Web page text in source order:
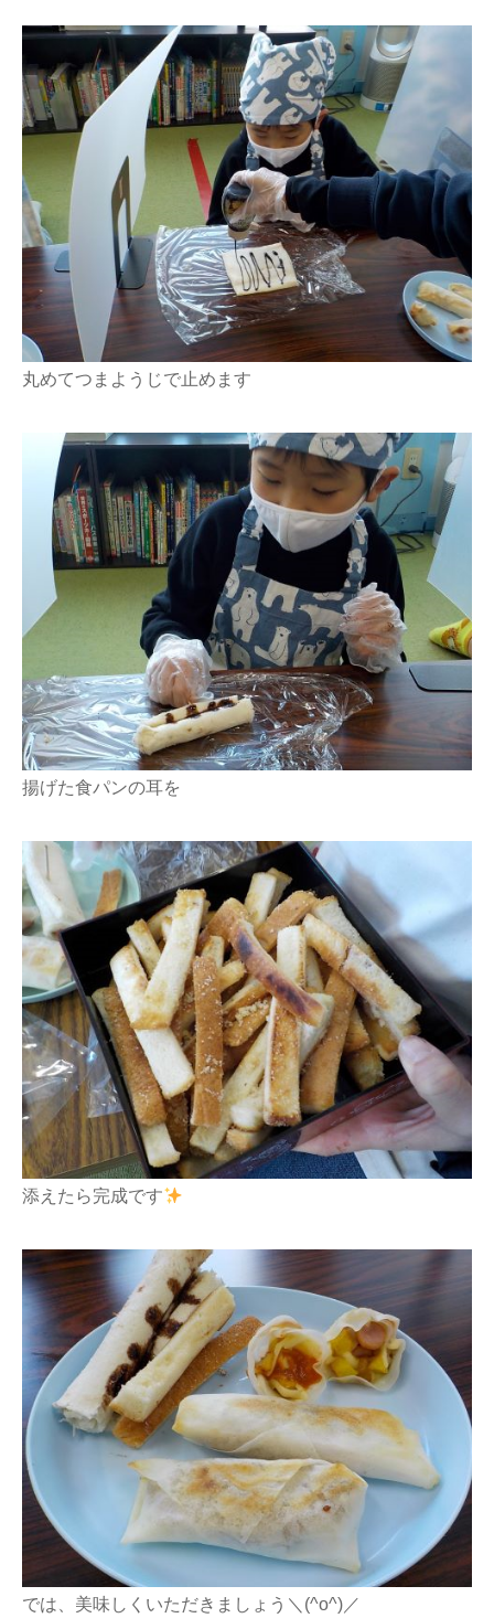
丸めてつまようじで止めます
揚げた食パンの耳を
添えたら完成です
では、美味しくいただきましょう＼(^o^)／